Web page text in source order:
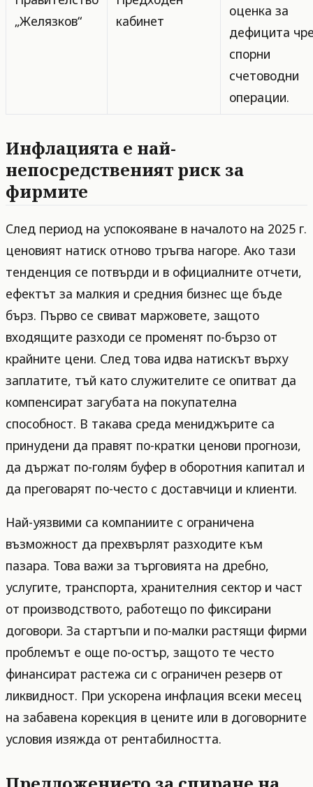
„Желязков“
кабинет
оценка за
дефицита
спорни
счетоводни
операции.
Инфлацията е най-
непосредственият риск за
фирмите
След период на успокояване в началото на 2025 г.
ценовият натиск отново тръгва нагоре. Ако тази
тенденция се потвърди и в официалните отчети,
ефектът за малкия и средния бизнес ще бъде
бърз. Първо се свиват маржовете, защото
входящите разходи се променят по-бързо от
крайните цени. След това идва натискът върху
заплатите, тъй като служителите се опитват да
компенсират загубата на покупателна
способност. В такава среда мениджърите са
принудени да правят по-кратки ценови прогнози,
да държат по-голям буфер в оборотния капитал и
да преговарят по-често с доставчици и клиенти.
Най-уязвими са компаниите с ограничена
възможност да прехвърлят разходите към
пазара. Това важи за търговията на дребно,
услугите, транспорта, хранителния сектор и част
от производството, работещо по фиксирани
договори. За стартъпи и по-малки растящи фирми
проблемът е още по-остър, защото те често
финансират растежа си с ограничен резерв от
ликвидност. При ускорена инфлация всеки месец
на забавена корекция в цените или в договорните
условия изяжда от рентабилността.